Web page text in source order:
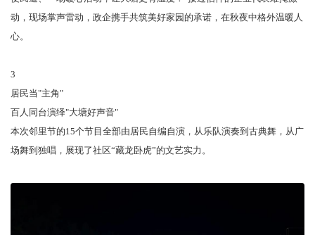
动，现场掌声雷动，政企携手共筑美好家园的承诺，在秋夜中格外温暖人
心。
3
居民当"主角"
百人同台演绎"大塘好声音"
本次邻里节的15个节目全部由居民自编自演，从乐队演奏到古典舞，从广
场舞到独唱，展现了社区“藏龙卧虎”的文艺实力。